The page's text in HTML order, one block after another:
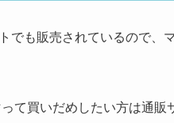
でも販売されているので、
て買いだめしたい方は通販